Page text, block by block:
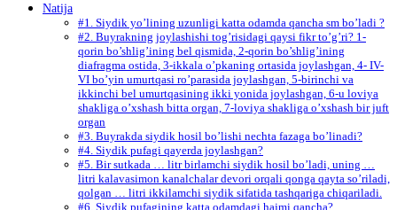
Natija
#1. Siydik yo’lining uzunligi katta odamda qancha sm bo’ladi ?
#2. Buyrakning joylashishi tog’risidagi qaysi fikr to’g’ri? 1-
qorin bo’shlig’ining bel qismida, 2-qorin bo’shlig’ining
diafragma ostida, 3-ikkala o’pkaning ortasida joylashgan, 4- IV-
VI bo’yin umurtqasi ro’parasida joylashgan, 5-birinchi va
ikkinchi bel umurtqasining ikki yonida joylashgan, 6-u loviya
shakliga o’xshash bitta organ, 7-loviya shakliga o’xshash bir juft
organ
#3. Buyrakda siydik hosil bo’lishi nechta fazaga bo’linadi?
#4. Siydik pufagi qayerda joylashgan?
#5. Bir sutkada … litr birlamchi siydik hosil bo’ladi, uning …
litri kalavasimon kanalchalar devori orqali qonga qayta so’riladi,
qolgan … litri ikkilamchi siydik sifatida tashqariga chiqariladi.
#6. Siydik pufagining katta odamdagi hajmi qancha?